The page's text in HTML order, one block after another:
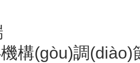
構(gòu)調(diào)